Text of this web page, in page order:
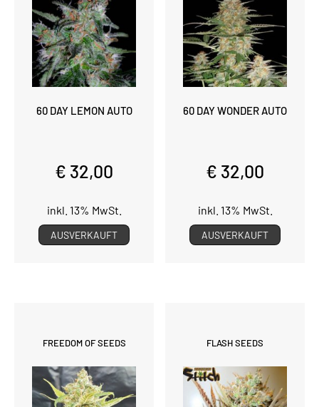
60 DAY LEMON AUTO
€ 32,00
inkl. 13% MwSt.
AUSVERKAUFT
60 DAY WONDER AUTO
€ 32,00
inkl. 13% MwSt.
AUSVERKAUFT
FREEDOM OF SEEDS FLASH SEEDS